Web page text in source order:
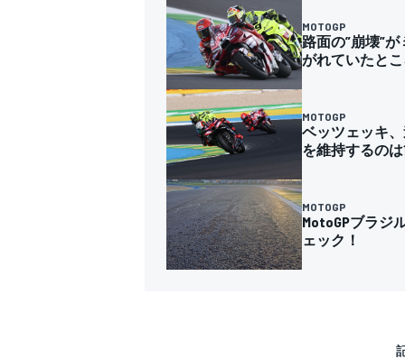
MOTOGP
路面の”崩壊”
がれていたと
MOTOGP
ベッツェッキ
を維持するの
MOTOGP
MotoGPブラジ
ェック！